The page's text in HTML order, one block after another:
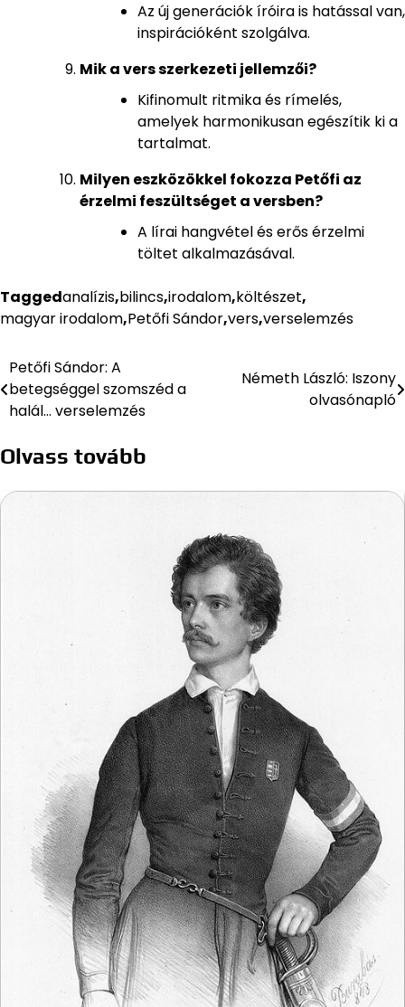
Az új generációk íróira is hatással van,
inspirációként szolgálva.
Mik a vers szerkezeti jellemzői?
Kifinomult ritmika és rímelés,
amelyek harmonikusan egészítik ki a
tartalmat.
Milyen eszközökkel fokozza Petőfi az
érzelmi feszültséget a versben?
A lírai hangvétel és erős érzelmi
töltet alkalmazásával.
Taggedanalízis,bilincs,irodalom,költészet,
magyar irodalom,Petőfi Sándor,vers,verselemzés
Bejegyzés
navigáció
Petőfi Sándor: A
betegséggel szomszéd a
halál… verselemzés
Németh László: Iszony
olvasónapló
Olvass tovább